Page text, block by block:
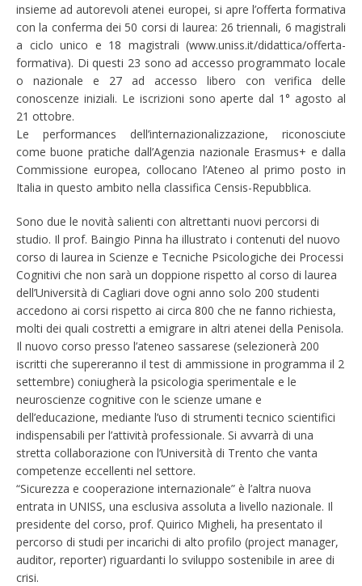
insieme ad autorevoli atenei europei, si apre l’offerta formativa
con la conferma dei 50 corsi di laurea: 26 triennali, 6 magistrali
a ciclo unico e 18 magistrali (www.uniss.it/didattica/offerta-
formativa). Di questi 23 sono ad accesso programmato locale
o nazionale e 27 ad accesso libero con verifica delle
conoscenze iniziali. Le iscrizioni sono aperte dal 1° agosto al
21 ottobre.
Le performances dell’internazionalizzazione, riconosciute
come buone pratiche dall’Agenzia nazionale Erasmus+ e dalla
Commissione europea, collocano l’Ateneo al primo posto in
Italia in questo ambito nella classifica Censis-Repubblica.
Sono due le novità salienti con altrettanti nuovi percorsi di
studio. Il prof. Baingio Pinna ha illustrato i contenuti del nuovo
corso di laurea in Scienze e Tecniche Psicologiche dei Processi
Cognitivi che non sarà un doppione rispetto al corso di laurea
dell’Università di Cagliari dove ogni anno solo 200 studenti
accedono ai corsi rispetto ai circa 800 che ne fanno richiesta,
molti dei quali costretti a emigrare in altri atenei della Penisola.
Il nuovo corso presso l’ateneo sassarese (selezionerà 200
iscritti che supereranno il test di ammissione in programma il 2
settembre) coniugherà la psicologia sperimentale e le
neuroscienze cognitive con le scienze umane e
dell’educazione, mediante l’uso di strumenti tecnico scientifici
indispensabili per l’attività professionale. Si avvarrà di una
stretta collaborazione con l’Università di Trento che vanta
competenze eccellenti nel settore.
“Sicurezza e cooperazione internazionale” è l’altra nuova
entrata in UNISS, una esclusiva assoluta a livello nazionale. Il
presidente del corso, prof. Quirico Migheli, ha presentato il
percorso di studi per incarichi di alto profilo (project manager,
auditor, reporter) riguardanti lo sviluppo sostenibile in aree di
crisi.